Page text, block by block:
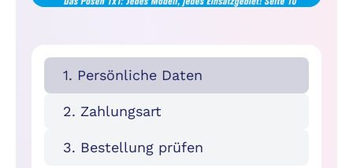
1. Persönliche Daten
2. Zahlungsart
3. Bestellung prüfen